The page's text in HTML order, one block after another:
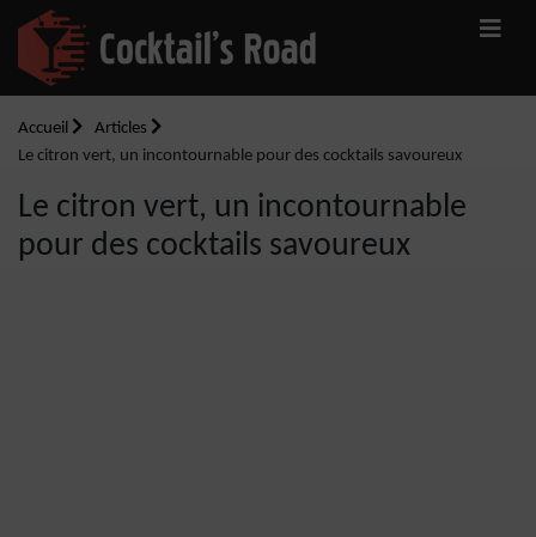
Accueil
Articles
Le citron vert, un incontournable pour des cocktails savoureux
Le citron vert, un incontournable
pour des cocktails savoureux